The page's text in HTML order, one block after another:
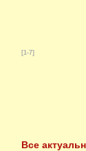
[1-7]
Все